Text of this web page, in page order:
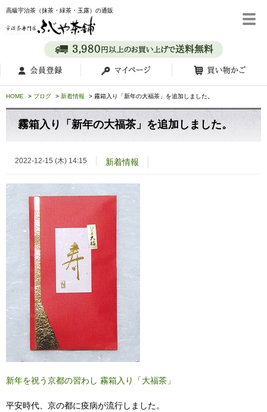
高級宇治茶（抹茶・緑茶・玉露）の通販
HOME ブログ 新着情報 霧箱入り「新年の大福茶」を追加しました。
霧箱入り「新年の大福茶」を追加しました。
2022-12-15 (木) 14:15 新着情報
新年を祝う京都の習わし 霧箱入り「大福茶」
平安時代、京の都に疫病が流行しました。